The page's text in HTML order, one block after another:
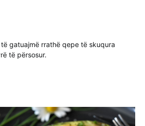
gatuajmë rrathë qepe të skuqura
të përsosur.